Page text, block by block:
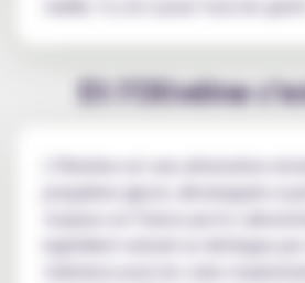
Et l'Olivéine
L'Olivéïne est une alternative
propylène glycol, développée à
ingrédient naturel se distingue par
tolérance pour les voies